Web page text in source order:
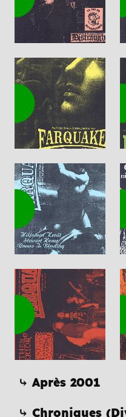
⤷ Après 2001
⤷ Chroniques